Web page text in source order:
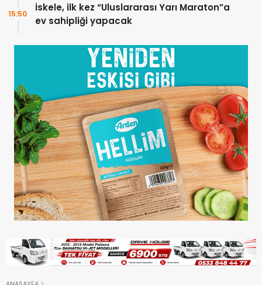
İskele, ilk kez “Uluslararası Yarı Maraton”a
ev sahipliği yapacak
15:50